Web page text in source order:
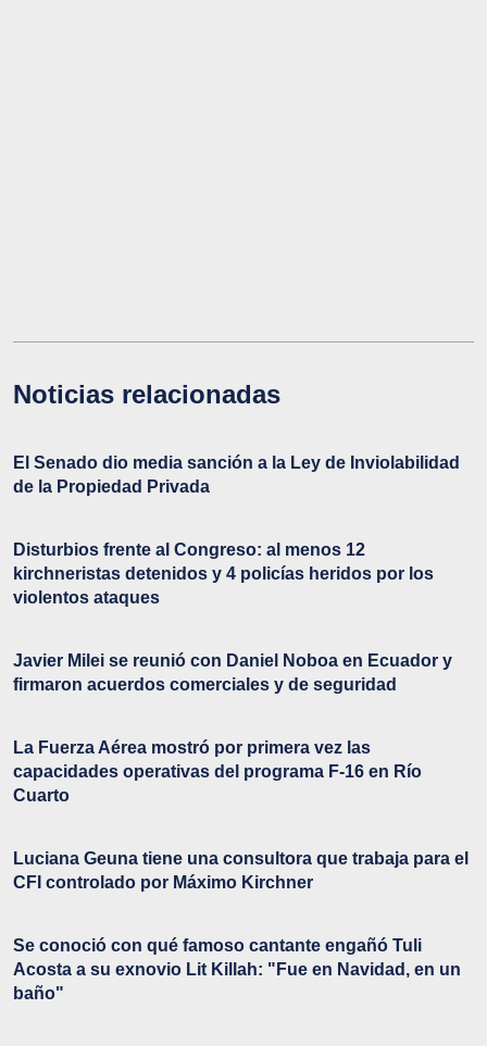
Noticias relacionadas
El Senado dio media sanción a la Ley de Inviolabilidad
de la Propiedad Privada
Disturbios frente al Congreso: al menos 12
kirchneristas detenidos y 4 policías heridos por los
violentos ataques
Javier Milei se reunió con Daniel Noboa en Ecuador y
firmaron acuerdos comerciales y de seguridad
La Fuerza Aérea mostró por primera vez las
capacidades operativas del programa F-16 en Río
Cuarto
Luciana Geuna tiene una consultora que trabaja para el
CFI controlado por Máximo Kirchner
Se conoció con qué famoso cantante engañó Tuli
Acosta a su exnovio Lit Killah: "Fue en Navidad, en un
baño"